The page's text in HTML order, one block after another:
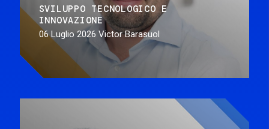
SVILUPPO TECNOLOGICO E
INNOVAZIONE
06 Luglio 2026 Victor Barasuol